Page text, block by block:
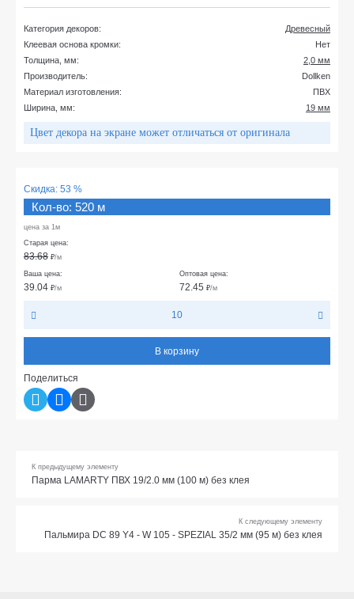
Категория декоров:
Древесный
Клеевая основа кромки:
Нет
Толщина, мм:
2,0 мм
Производитель:
Dollken
Материал изготовления:
ПВХ
Ширина, мм:
19 мм
Цвет декора на экране может отличаться от оригинала
Скидка: 53 %
Кол-во: 520 м
цена за 1м
Старая цена:
83.68 ₽/м
Ваша цена:
39.04 ₽/м
Оптовая цена:
72.45 ₽/м
10
В корзину
Поделиться
К предыдущему элементу
Парма LAMARTY ПВХ 19/2.0 мм (100 м) без клея
К следующему элементу
Пальмира DC 89 Y4 - W 105 - SPEZIAL 35/2 мм (95 м) без клея